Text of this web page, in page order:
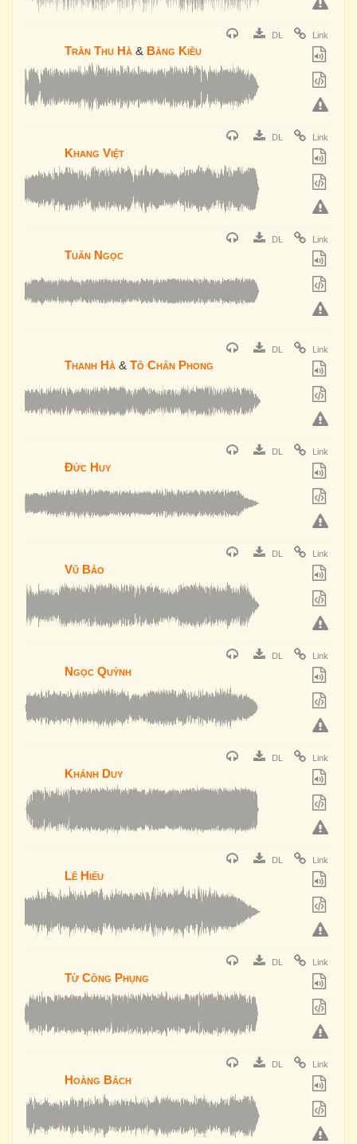
DL Link
Trần Thu Hà & Bằng Kiều
DL Link
Khang Việt
DL Link
Tuấn Ngọc
DL Link
Thanh Hà & Tô Chấn Phong
DL Link
Đức Huy
DL Link
Vũ Bảo
DL Link
Ngọc Quỳnh
DL Link
Khánh Duy
DL Link
Lê Hiếu
DL Link
Từ Công Phụng
DL Link
Hoàng Bách